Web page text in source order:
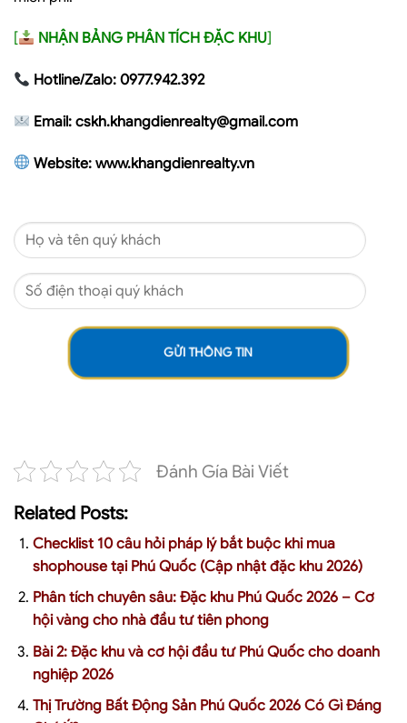
[ NHẬN BẢNG PHÂN TÍCH ĐẶC KHU]
Hoặc
hệ
tiếp
tư
vấn
của
chúng
Hotline/Zalo: 0977.942.392
Email: cskh.khangdienrealty@gmail.com
Website:www.khangdienrealty.vn
Đánh Gía Bài Viết
Related Posts:
Checklist 10 câu hỏi pháp lý bắt buộc khi mua
shophouse tại Phú Quốc (Cập nhật đặc khu 2026)
Phân tích chuyên sâu: Đặc khu Phú Quốc 2026 – Cơ
hội vàng cho nhà đầu tư tiên phong
Bài 2: Đặc khu và cơ hội đầu tư Phú Quốc cho doanh
nghiệp 2026
Thị Trường Bất Động Sản Phú Quốc 2026 Có Gì Đáng